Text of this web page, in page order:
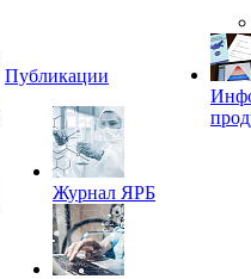
Публикации
Журнал ЯРБ